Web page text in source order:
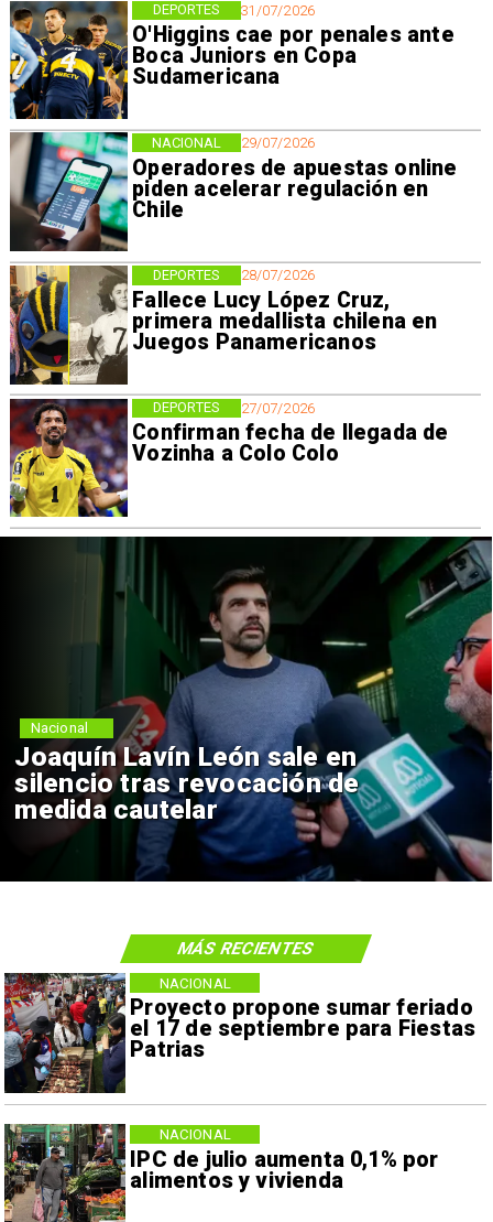
31/07/2026
O'Higgins cae por penales ante
Boca Juniors en Copa
Sudamericana
DEPORTES
29/07/2026
Operadores de apuestas online
piden acelerar regulación en
Chile
NACIONAL
28/07/2026
Fallece Lucy López Cruz,
primera medallista chilena en
Juegos Panamericanos
DEPORTES
27/07/2026
Confirman fecha de llegada de
Vozinha a Colo Colo
DEPORTES
Chile y Venezuela formalizan
reinicio de relaciones
consulares
Nacional
Proyecto propone sumar feriado
el 17 de septiembre para Fiestas
Patrias
NACIONAL
IPC de julio aumenta 0,1% por
alimentos y vivienda
NACIONAL
MÁS RECIENTES